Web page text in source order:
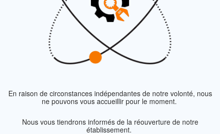
En raison de circonstances indépendantes de notre volonté, nous
ne pouvons vous accueillir pour le moment.
Nous vous tiendrons informés de la réouverture de notre
établissement.